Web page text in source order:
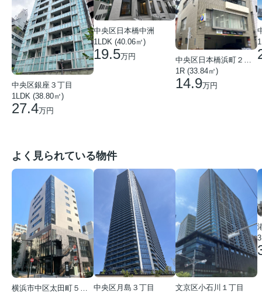
中央区銀座３丁目
1LDK (38.80㎡)
27.4万円
中央区日本橋中洲
1LDK (40.06㎡)
19.5万円
中央区日本橋浜町２丁目
1R (33.84㎡)
14.9万円
よく見られている物件
中央区月島３丁目
文京区小石川１丁目